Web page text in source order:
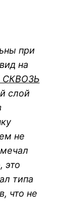
при
на
СКВОЗЬ
слой
не
это
типа
что не